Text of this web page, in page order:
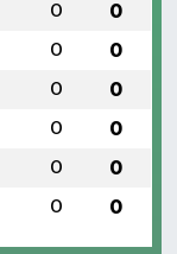
0 0
0 0
0 0
0 0
0 0
0 0